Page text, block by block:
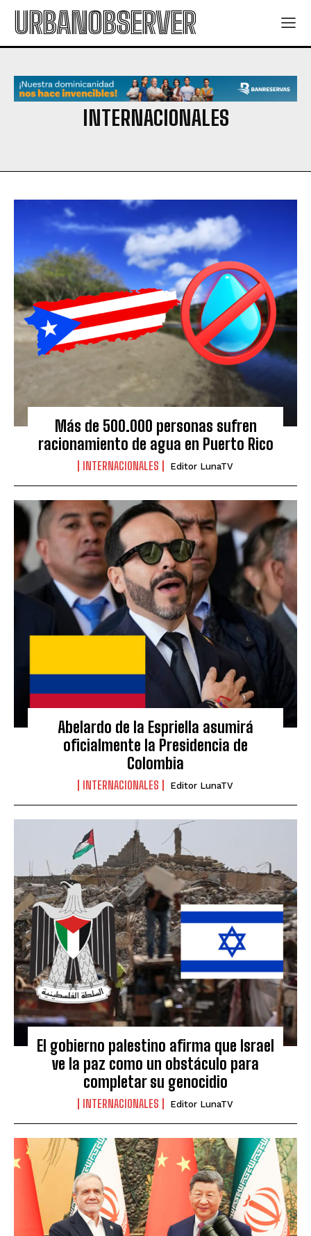
URBANOBSERVER
INTERNACIONALES
Más de 500.000 personas sufren
racionamiento de agua en Puerto Rico
INTERNACIONALES Editor LunaTV
Abelardo de la Espriella asumirá
oficialmente la Presidencia de
Colombia
INTERNACIONALES Editor LunaTV
El gobierno palestino afirma que Israel
ve la paz como un obstáculo para
completar su genocidio
INTERNACIONALES Editor LunaTV